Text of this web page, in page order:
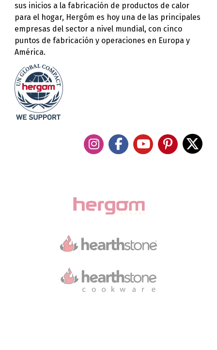
sus inicios a la fabricación de productos de calor
para el hogar, Hergóm es hoy una de las principales
empresas del sector a nivel mundial, con cinco
puntos de fabricación y operaciones en Europa y
América.